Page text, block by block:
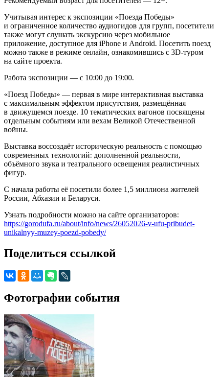
Учитывая интерес к экспозиции «Поезда Победы»
и ограниченное количество аудиогидов для групп, посетители
также могут слушать экскурсию через мобильное
приложение, доступное для iPhone и Android. Посетить поезд
можно также в режиме онлайн, ознакомившись с 3D‑туром
на сайте проекта.
Работа экспозиции — с 10:00 до 19:00.
«Поезд Победы» — первая в мире интерактивная выставка
с максимальным эффектом присутствия, размещённая
в движущемся поезде. 10 тематических вагонов посвящены
отдельным событиям или вехам Великой Отечественной
войны.
Выставка воссоздаёт историческую реальность с помощью
современных технологий: дополненной реальности,
объёмного звука и театрального освещения реалистичных
фигур.
С начала работы её посетили более 1,5 миллиона жителей
России, Абхазии и Беларуси.
Узнать подробности можно на сайте организаторов:
https://gorodufa.ru/about/info/news/26052026-v-ufu-pribudet-
unikalnyy-muzey-poezd-pobedy/
Поделиться ссылкой
Фотографии события